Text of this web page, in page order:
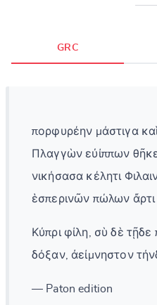
GRC
πορφυρέην μάστιγα
Πλαγγὼν εὐίππων
νικήσασα κέλητι
ἑσπερινῶν πώλων
Κύπρι φίλη, σὺ δὲ τῇδε
δόξαν, ἀείμνηστον
— Paton edition